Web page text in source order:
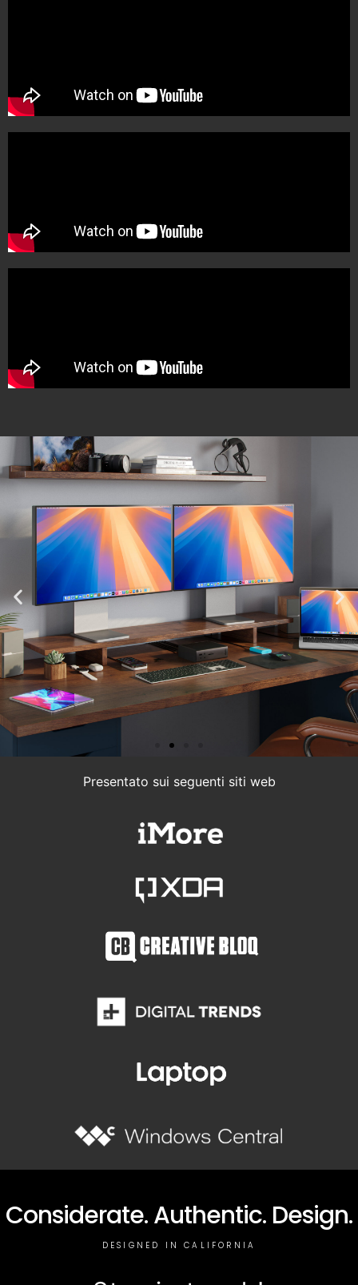
Creative Bloq
"CalDigit's latest Thunderbolt dock, the
TS5 Plus, has a lot of ports and provides
Presentato sui seguenti siti web
Considerate. Authentic. Design.
DESIGNED IN CALIFORNIA